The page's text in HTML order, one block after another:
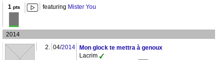
1 pts featuring Mister You
2014
2. 04/2014
Mon glock te mettra à genoux
Lacrim